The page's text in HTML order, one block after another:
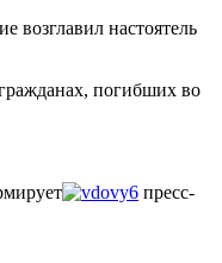
возглавил настоятель
погибших во
пресс-